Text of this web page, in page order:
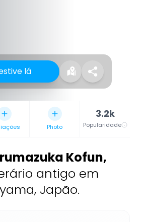
lá
Photo
3.2k
Popularidade
Kofun,
antigo em
Japão.